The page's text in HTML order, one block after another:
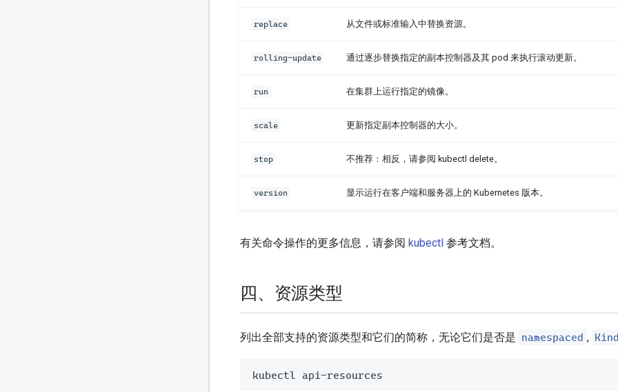
replace 从文件或标准输入中替换资源。
rolling-update 通过逐步替换指定的副本控制器及其 pod 来执行滚动更新。
run 在集群上运行指定的镜像。
scale 更新指定副本控制器的大小。
stop 不推荐：相反，请参阅 kubectl delete。
version 显示运行在客户端和服务器上的 Kubernetes 版本。
有关命令操作的更多信息，请参阅 kubectl 参考文档。
四、资源类型
列出全部支持的资源类型和它们的简称，无论它们是否是 namespaced ,